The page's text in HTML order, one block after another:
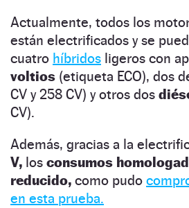
Actualmente, todos los
están electrificados y se
cuatro híbridos ligeros con
voltios (etiqueta ECO), dos
CV y 258 CV) y otros dos
CV).
Además, gracias a la
V, los consumos
reducido, como pudo
en esta prueba.